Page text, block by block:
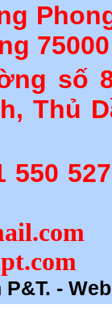
75000
số
Thủ
550
-